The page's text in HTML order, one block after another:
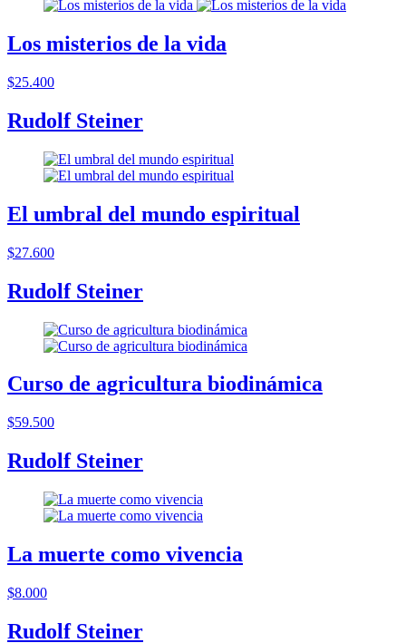
Los misterios de la vida
$25.400
Rudolf Steiner
El umbral del mundo espiritual
$27.600
Rudolf Steiner
Curso de agricultura biodinámica
$59.500
Rudolf Steiner
La muerte como vivencia
$8.000
Rudolf Steiner